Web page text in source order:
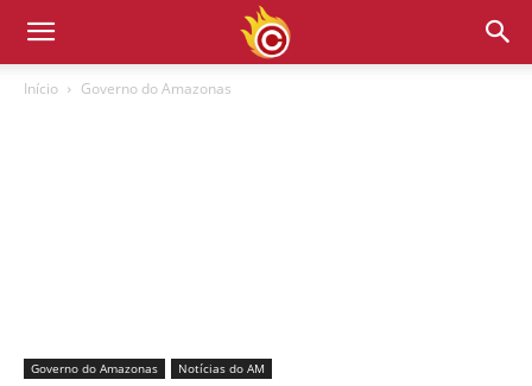
Início Governo do Amazonas
Governo do Amazonas Notícias do AM